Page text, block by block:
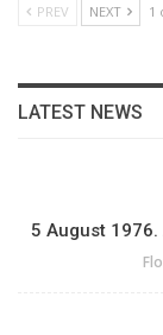
PREV NEXT 1
LATEST NEWS
5 August